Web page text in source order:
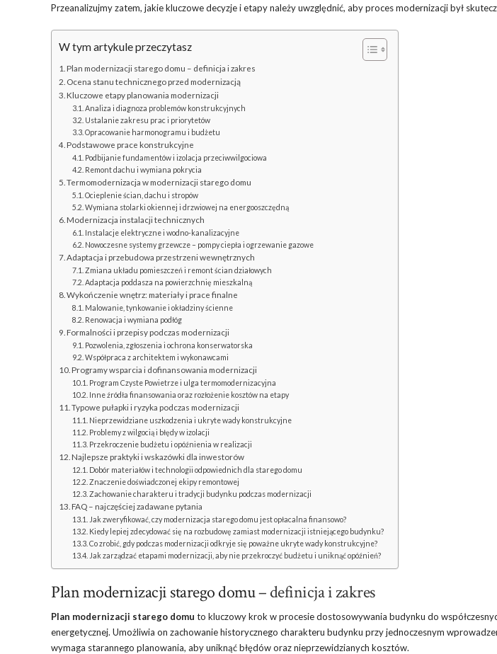
Przeanalizujmy zatem, jakie kluczowe decyzje i etapy należy uwzględnić, aby proces modernizacji był
W tym artykule przeczytasz
Plan modernizacji starego domu – definicja i zakres
Ocena stanu technicznego przed modernizacją
Kluczowe etapy planowania modernizacji
Analiza i diagnoza problemów konstrukcyjnych
Ustalanie zakresu prac i priorytetów
Opracowanie harmonogramu i budżetu
Podstawowe prace konstrukcyjne
Podbijanie fundamentów i izolacja przeciwwilgociowa
Remont dachu i wymiana pokrycia
Termomodernizacja w modernizacji starego domu
Ocieplenie ścian, dachu i stropów
Wymiana stolarki okiennej i drzwiowej na energooszczędną
Modernizacja instalacji technicznych
Instalacje elektryczne i wodno-kanalizacyjne
Nowoczesne systemy grzewcze – pompy ciepła i ogrzewanie gazowe
Adaptacja i przebudowa przestrzeni wewnętrznych
Zmiana układu pomieszczeń i remont ścian działowych
Adaptacja poddasza na powierzchnię mieszkalną
Wykończenie wnętrz: materiały i prace finalne
Malowanie, tynkowanie i okładziny ścienne
Renowacja i wymiana podłóg
Formalności i przepisy podczas modernizacji
Pozwolenia, zgłoszenia i ochrona konserwatorska
Współpraca z architektem i wykonawcami
Programy wsparcia i dofinansowania modernizacji
Program Czyste Powietrze i ulga termomodernizacyjna
Inne źródła finansowania oraz rozłożenie kosztów na etapy
Typowe pułapki i ryzyka podczas modernizacji
Nieprzewidziane uszkodzenia i ukryte wady konstrukcyjne
Problemy z wilgocią i błędy w izolacji
Przekroczenie budżetu i opóźnienia w realizacji
Najlepsze praktyki i wskazówki dla inwestorów
Dobór materiałów i technologii odpowiednich dla starego domu
Znaczenie doświadczonej ekipy remontowej
Zachowanie charakteru i tradycji budynku podczas modernizacji
FAQ – najczęściej zadawane pytania
Jak zweryfikować, czy modernizacja starego domu jest opłacalna finansowo?
Kiedy lepiej zdecydować się na rozbudowę zamiast modernizacji istniejącego budynku?
Co zrobić, gdy podczas modernizacji odkryje się poważne ukryte wady konstrukcyjne?
Jak zarządzać etapami modernizacji, aby nie przekroczyć budżetu i uniknąć opóźnień?
Plan modernizacji starego domu– definicja i zakres
Plan modernizacji starego domu to kluczowy krok w procesie dostosowywania budynku do
energetycznej. Umożliwia on zachowanie historycznego charakteru budynku przy jednoczesnym
wymaga starannego planowania, aby uniknąć błędów oraz nieprzewidzianych kosztów.